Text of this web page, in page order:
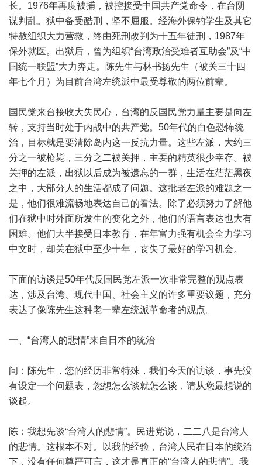
长。1976年再度被捕，被控接受中国共产党命令，在台阴
谋判乱。狱中备受酷刑，坚不屈服。经海外保钓学生及其它
特赦组织大力营救，终由死刑改判为十五年徒刑，1987年
保外就医。出狱后，曾为组织“台湾政治受难者互助会”及“中
国统一联盟”大力奔走。陈先生与林书扬先生（被关三十四
年七个月）为目前台湾左统派中最受尊敬的两位前辈。
国民党来台接收大失民心，台湾的反国民党力量主要是向左
转，支持当时处于内战中的共产党。50年代的白色恐怖统
治，目标就是要清除岛内这一反抗力量。这些左派，大约三
分之一被枪毙，三分之二被关押，主要的精英很少幸存。被
关押的左派，出狱以后成为被遗忘的一群，生活在茫茫黑夜
之中，大部分人的生活都成了问题。这批老左派的难题之一
是，他们很难流畅地表达自己的看法。除了必须努力了解他
们在狱中时外面所发生的变化之外，他们的语言表达也大有
困难。他们大半接受日本教育，在年富力强有机会全力学习
中文时，却关在狱中至少十年，丧失了最好的学习机会。
下面的访谈是50年代反国民党左派一次非常完整的观点表
达，涉及台湾、现代中国、社会主义的许多重要议题，充分
表达了像陈先生这种老一辈左统派革命者的观点。
一、“台湾人的悲情”来自日本的统治
问：陈先生，您的经历非常特殊，我们今天的访谈，事先没
有设定一个问题表，您想怎么谈就怎么谈，请从您最想说的
谈起。
陈：我想先谈“台湾人的悲情”。民进党说，二二八是台湾人
的悲情。这根本不对。以我的经验，台湾人民在日本的统治
下，没有任何尊严可言，这才是真正的“台湾人的悲情”。我